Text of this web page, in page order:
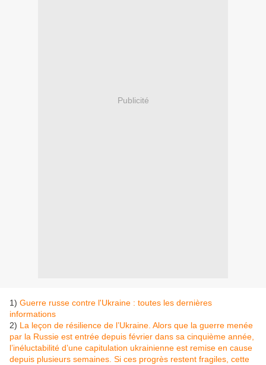
Publicité
1) Guerre russe contre l'Ukraine : toutes les dernières
informations
2) La leçon de résilience de l’Ukraine. Alors que la guerre menée
par la Russie est entrée depuis février dans sa cinquième année,
l’inéluctabilité d’une capitulation ukrainienne est remise en cause
depuis plusieurs semaines. Si ces progrès restent fragiles, cette